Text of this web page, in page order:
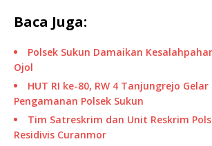
Baca Juga:
Polsek Sukun Damaikan
Ojol
HUT RI ke-80, RW 4 Tanjungrejo
Pengamanan Polsek Sukun
Tim Satreskrim dan Unit Reskrim
Residivis Curanmor